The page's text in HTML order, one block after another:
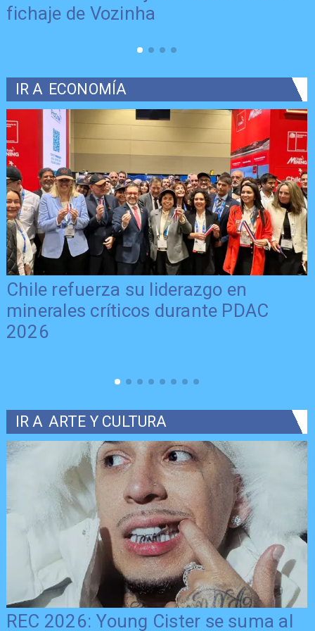
fichaje de Vozinha
IR A ECONOMÍA
Chile refuerza su liderazgo en
minerales críticos durante PDAC
2026
IR A ARTE Y CULTURA
REC 2026: Young Cister se suma al